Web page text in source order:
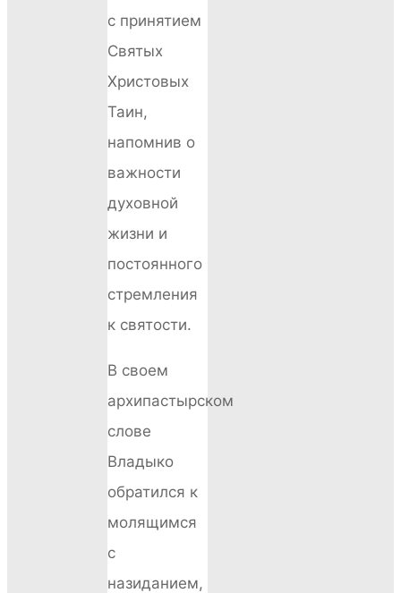
с принятием
Святых
Христовых
Таин,
напомнив о
важности
духовной
жизни и
постоянного
стремления
к святости.
В своем
архипастырском
слове
Владыко
обратился к
молящимся
с
назиданием,